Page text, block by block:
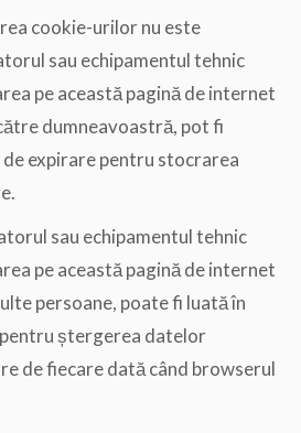
cookie-urilor nu este
sau echipamentul tehnic
pe această pagină de internet
dumneavoastră, pot fi
expirare pentru stocrarea
sau echipamentul tehnic
pe această pagină de internet
persoane, poate fi luată în
ștergerea datelor
de fiecare dată când browserul